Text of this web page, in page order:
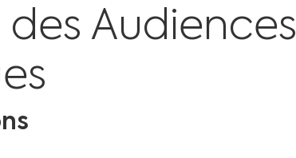
des Audiences